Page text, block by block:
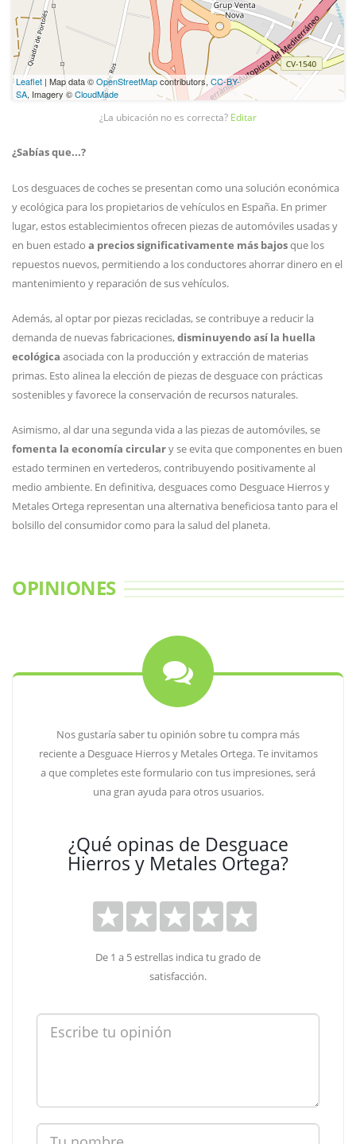
Leaflet | Map data ©OpenStreetMapcontributors, CC-BY-
SA, Imagery ©CloudMade
¿La ubicación no es correcta? Editar
¿Sabías que...?
Los desguaces de coches se presentan como una solución económica
y ecológica para los propietarios de vehículos en España. En primer
lugar, estos establecimientos ofrecen piezas de automóviles usadas y
en buen estado a precios significativamente más bajosque los
repuestos nuevos, permitiendo a los conductores ahorrar dinero en el
mantenimiento y reparación de sus vehículos.
Además, al optar por piezas recicladas, se contribuye a reducir la
demanda de nuevas fabricaciones,disminuyendo así la huella
ecológica asociada con la producción y extracción de materias
primas. Esto alinea la elección de piezas de desguace con prácticas
sostenibles y favorece la conservación de recursos naturales.
Asimismo, al dar una segunda vida a las piezas de automóviles, se
fomenta la economía circulary se evita que componentes en buen
estado terminen en vertederos, contribuyendo positivamente al
medio ambiente. En definitiva, desguaces como Desguace Hierros y
Metales Ortega representan una alternativa beneficiosa tanto para el
bolsillo del consumidor como para la salud del planeta.
OPINIONES
Nos gustaría saber tu opinión sobre tu compra más
reciente a Desguace Hierros y Metales Ortega. Te invitamos
a que completes este formulario con tus impresiones, será
una gran ayuda para otros usuarios.
¿Qué opinas de Desguace
Hierros y Metales Ortega?
De 1 a 5 estrellas indica tu grado de
satisfacción.